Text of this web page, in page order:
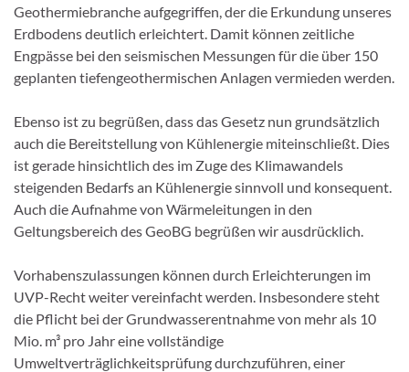
Geothermiebranche aufgegriffen, der die Erkundung unseres
Erdbodens deutlich erleichtert. Damit können zeitliche
Engpässe bei den seismischen Messungen für die über 150
geplanten tiefengeothermischen Anlagen vermieden werden.
Ebenso ist zu begrüßen, dass das Gesetz nun grundsätzlich
auch die Bereitstellung von Kühlenergie miteinschließt. Dies
ist gerade hinsichtlich des im Zuge des Klimawandels
steigenden Bedarfs an Kühlenergie sinnvoll und konsequent.
Auch die Aufnahme von Wärmeleitungen in den
Geltungsbereich des GeoBG begrüßen wir ausdrücklich.
Vorhabenszulassungen können durch Erleichterungen im
UVP-Recht weiter vereinfacht werden. Insbesondere steht
die Pflicht bei der Grundwasserentnahme von mehr als 10
Mio. m³ pro Jahr eine vollständige
Umweltverträglichkeitsprüfung durchzuführen, einer